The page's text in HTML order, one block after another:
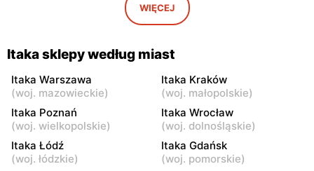
Warszawa, ul. Górczewska
Warszawa, ul. Jubilerska
1/3
Itaka
Warszawa al. Komisji
Edukacji Narodowej 96
Itaka
Itaka
Warszawa, ul. Zgrupowania
AK Kampinos 15
Itaka
Warszawa, ul. Franciszka
Klimczaka 17/207
Itaka Itaka
WIĘCEJ
Itaka sklepy według miast
Itaka Warszawa
(woj. mazowieckie)
Itaka Kraków
(woj. małopolskie)
Itaka Poznań
(woj. wielkopolskie)
Itaka Wrocław
(woj. dolnośląskie)
Itaka Łódź
(woj. łódzkie)
Itaka Gdańsk
(woj. pomorskie)